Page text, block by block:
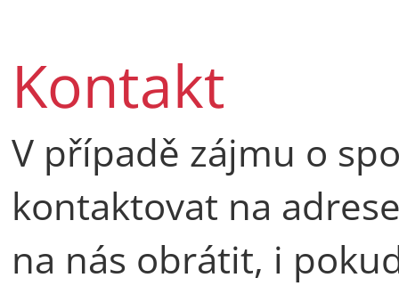
Kontakt
V případě zájmu o
kontaktovat na
na nás obrátit, i